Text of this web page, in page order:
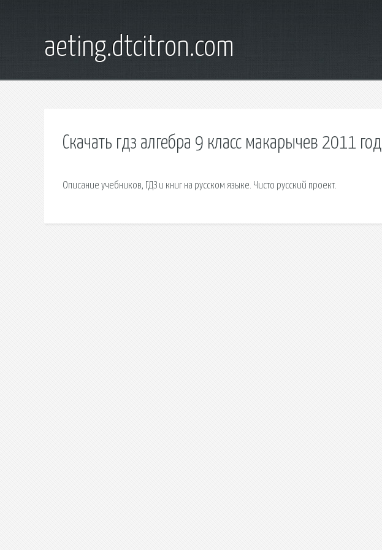
aeting.dtcitron.com
Скачать гдз алгебра 9 класс макарычев 2011 год
Описание учебников, ГДЗ и книг на русском языке. Чисто русский проект.